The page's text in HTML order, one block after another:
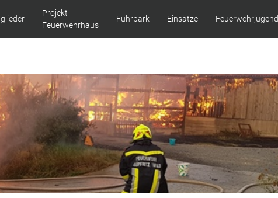
Projekt
Feuerwehrhaus
Fuhrpark Einsätze Feuerwehrjugend